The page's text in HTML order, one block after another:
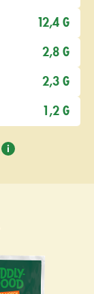
12,4 G
2,8 G
2,3 G
1,2 G